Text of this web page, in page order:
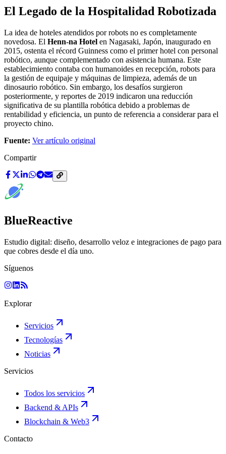
El Legado de la Hospitalidad Robotizada
La idea de hoteles atendidos por robots no es completamente
novedosa. El Henn-na Hotel en Nagasaki, Japón, inaugurado en
2015, ostenta el récord Guinness como el primer hotel con personal
robótico, aunque complementado con asistencia humana. Este
establecimiento contaba con humanoides en recepción, robots para
la gestión de equipaje y máquinas de limpieza, además de un
dinosaurio robótico. Sin embargo, los desafíos surgieron
posteriormente, y reportes de 2019 indicaron una reducción
significativa de su plantilla robótica debido a problemas de
rentabilidad y eficiencia, un punto de referencia a considerar para el
proyecto chino.
Fuente: Ver artículo original
Compartir
BlueReactive
Estudio digital: diseño, desarrollo veloz e integraciones de pago para
que cobres desde el día uno.
Síguenos
Explorar
Servicios
Tecnologías
Noticias
Servicios
Todos los servicios
Backend & APIs
Blockchain & Web3
Contacto